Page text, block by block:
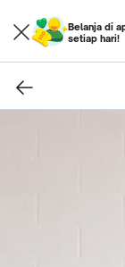
Belanja di
setiap hari!